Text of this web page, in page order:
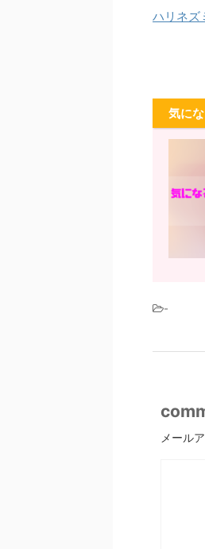
ハリネズ
気に
-
メール